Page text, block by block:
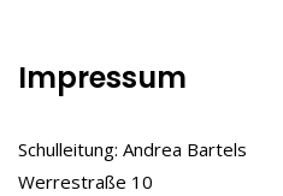
Impressum
Schulleitung: Andrea Bartels
Werrestraße 10